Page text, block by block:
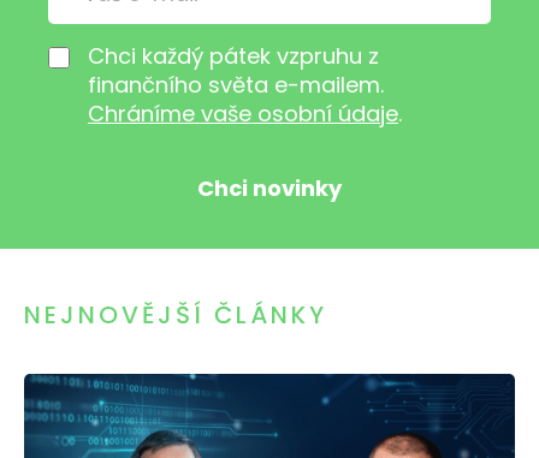
Chci každý pátek vzpruhu z
finančního světa e-mailem.
Chráníme vaše osobní údaje.
NEJNOVĚJŠÍ ČLÁNKY